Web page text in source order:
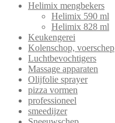
Helimix mengbekers
Helimix 590 ml
Helimix 828 ml
Keukengerei
Kolenschop, voerschep
Luchtbevochtigers
Massage apparaten
Olijfolie sprayer
pizza vormen
professioneel
smeedijzer